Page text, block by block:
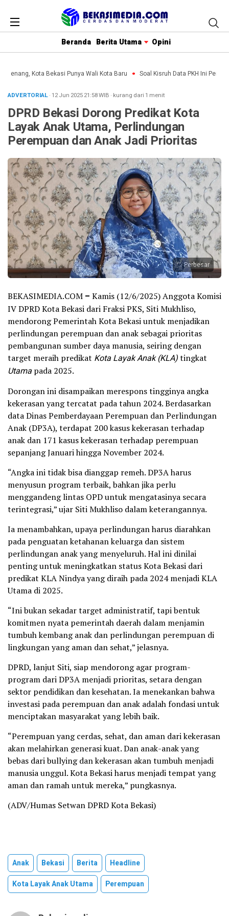
Beranda Berita Utama Opini
Kota Bekasi Punya Wali Kota Baru Soal Kisruh Data PKH Ini
ADVERTORIAL· 12 Jun 202521:58WIB · kurang dari 1 menit
DPRD Bekasi Dorong Predikat Kota
Layak Anak Utama, Perlindungan
Perempuan dan Anak Jadi Prioritas
Perbesar
BEKASIMEDIA.COM – Kamis (12/6/2025) Anggota Komisi
IV DPRD Kota Bekasi dari Fraksi PKS, Siti Mukhliso,
mendorong Pemerintah Kota Bekasi untuk menjadikan
perlindungan perempuan dan anak sebagai prioritas
pembangunan sumber daya manusia, seiring dengan
target meraih predikat Kota Layak Anak (KLA)tingkat
Utama pada 2025.
Dorongan ini disampaikan merespons tingginya angka
kekerasan yang tercatat pada tahun 2024. Berdasarkan
data Dinas Pemberdayaan Perempuan dan Perlindungan
Anak (DP3A), terdapat 200 kasus kekerasan terhadap
anak dan 171 kasus kekerasan terhadap perempuan
sepanjang Januari hingga November 2024.
“Angka ini tidak bisa dianggap remeh. DP3A harus
menyusun program terbaik, bahkan jika perlu
menggandeng lintas OPD untuk mengatasinya secara
terintegrasi,” ujar Siti Mukhliso dalam keterangannya.
Ia menambahkan, upaya perlindungan harus diarahkan
pada penguatan ketahanan keluarga dan sistem
perlindungan anak yang menyeluruh. Hal ini dinilai
penting untuk meningkatkan status Kota Bekasi dari
predikat KLA Nindya yang diraih pada 2024 menjadi KLA
Utama di 2025.
“Ini bukan sekadar target administratif, tapi bentuk
komitmen nyata pemerintah daerah dalam menjamin
tumbuh kembang anak dan perlindungan perempuan di
lingkungan yang aman dan sehat,” jelasnya.
DPRD, lanjut Siti, siap mendorong agar program-
program dari DP3A menjadi prioritas, setara dengan
sektor pendidikan dan kesehatan. Ia menekankan bahwa
investasi pada perempuan dan anak adalah fondasi untuk
menciptakan masyarakat yang lebih baik.
“Perempuan yang cerdas, sehat, dan aman dari kekerasan
akan melahirkan generasi kuat. Dan anak-anak yang
bebas dari bullying dan kekerasan akan tumbuh menjadi
manusia unggul. Kota Bekasi harus menjadi tempat yang
aman dan ramah untuk mereka,” pungkasnya.
(ADV/Humas Setwan DPRD Kota Bekasi)
Anak Bekasi Berita
Headline
Kota Layak Anak Utama
Perempuan